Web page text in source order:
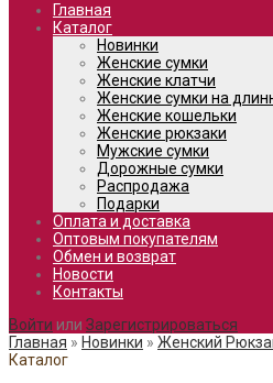
Главная
Каталог
Новинки
Женские сумки
Женские клатчи
Женские сумки на
Женские кошельки
Женские рюкзаки
Мужские сумки
Дорожные сумки
Распродажа
Подарки
Оплата и доставка
Оптовым покупателям
Обмен и возврат
Новости
Контакты
Войти или Зарегистрироваться
Главная » Новинки » Женский
Каталог